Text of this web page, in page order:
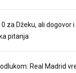
za Džeku, ali dogovor
pitanja
Real Madrid